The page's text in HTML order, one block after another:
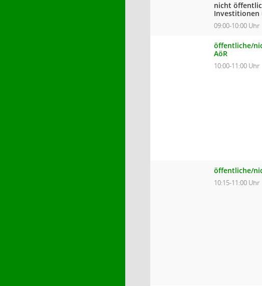
nicht
Investitionen
09:00-10:00 Uhr
öffentliche/
AöR
10:00-11:00 Uhr
öffentliche/
10:15-11:00 Uhr